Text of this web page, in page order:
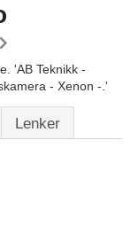
'AB Teknikk -
- Xenon -.'
Lenker